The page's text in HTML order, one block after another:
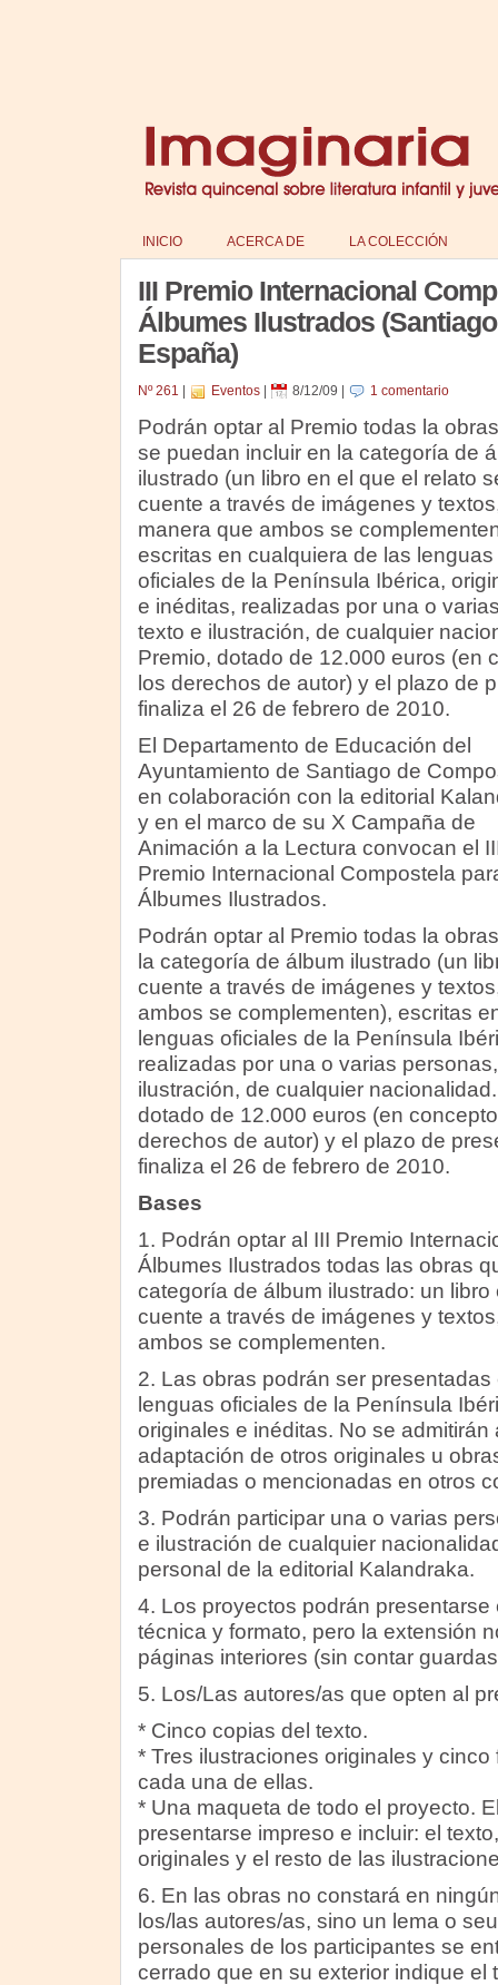
INICIO ACERCA DE LA COLECCIÓN
III Premio Internacional
Álbumes Ilustrados
España)
Nº 261 Eventos| 8/12/09 1 comentario
Podrán optar al Premio todas la
se puedan incluir en la categoría de
ilustrado (un libro en el que el relato
cuente a través de imágenes y
manera que ambos se
escritas en cualquiera de las lenguas
oficiales de la Península Ibérica,
e inéditas, realizadas por una o
texto e ilustración, de cualquier
Premio, dotado de 12.000 euros (en
los derechos de autor) y el plazo de
finaliza el 26 de febrero de 2010.
El Departamento de Educación del
Ayuntamiento de Santiago de
en colaboración con la editorial
y en el marco de su X Campaña de
Animación a la Lectura convocan el
Premio Internacional Compostela
Álbumes Ilustrados.
Podrán optar al Premio todas la
la categoría de álbum ilustrado (un
cuente a través de imágenes y
ambos se complementen), escritas
lenguas oficiales de la Península
realizadas por una o varias
ilustración, de cualquier
dotado de 12.000 euros (en
derechos de autor) y el plazo de
finaliza el 26 de febrero de 2010.
Bases
1. Podrán optar al III Premio
Álbumes Ilustrados todas las obras
categoría de álbum ilustrado: un libro
cuente a través de imágenes y
ambos se complementen.
2. Las obras podrán ser
lenguas oficiales de la Península
originales e inéditas. No se
adaptación de otros originales u
premiadas o mencionadas en otros
3. Podrán participar una o varias
e ilustración de cualquier
personal de la editorial Kalandraka.
4. Los proyectos podrán presentarse
técnica y formato, pero la extensión
páginas interiores (sin contar
5. Los/Las autores/as que opten al
* Cinco copias del texto.
* Tres ilustraciones originales y
cada una de ellas.
* Una maqueta de todo el proyecto.
presentarse impreso e incluir: el
originales y el resto de las
6. En las obras no constará en
los/las autores/as, sino un lema o
personales de los participantes se
cerrado que en su exterior indique el